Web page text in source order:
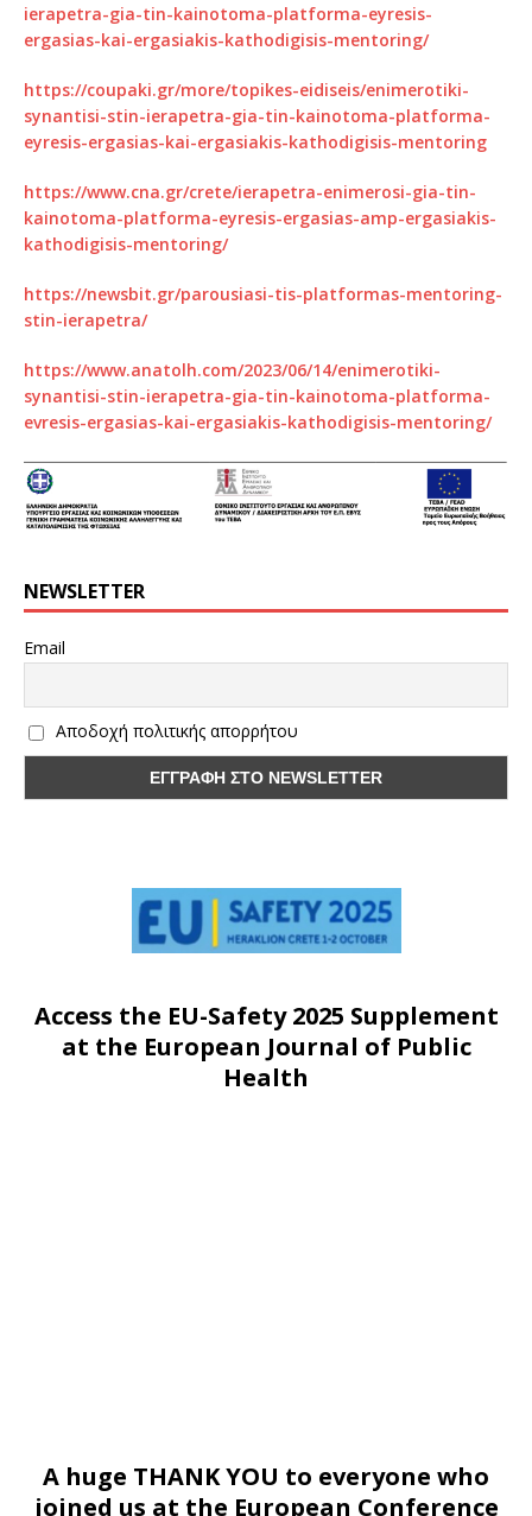
ierapetra-gia-tin-kainotoma-platforma-eyresis-
ergasias-kai-ergasiakis-kathodigisis-mentoring/
https://coupaki.gr/more/topikes-eidiseis/enimerotiki-
synantisi-stin-ierapetra-gia-tin-kainotoma-platforma-
eyresis-ergasias-kai-ergasiakis-kathodigisis-mentoring
https://www.cna.gr/crete/ierapetra-enimerosi-gia-tin-
kainotoma-platforma-eyresis-ergasias-amp-ergasiakis-
kathodigisis-mentoring/
https://newsbit.gr/parousiasi-tis-platformas-mentoring-
stin-ierapetra/
https://www.anatolh.com/2023/06/14/enimerotiki-
synantisi-stin-ierapetra-gia-tin-kainotoma-platforma-
evresis-ergasias-kai-ergasiakis-kathodigisis-mentoring/
NEWSLETTER
Email
Αποδοχή πολιτικής απορρήτου
Access the EU-Safety 2025 Supplement
at the European Journal of Public
Health
A huge THANK YOU to everyone who
joined us at the European Conference